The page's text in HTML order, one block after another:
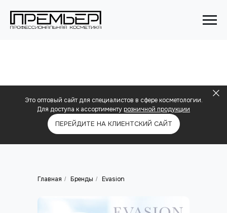
Это оптовый сайт для специалистов в сфере косметологии.
Для доступа к ассортименту розничной продукции
ПЕРЕЙДИТЕ НА КЛИЕНТСКИЙ САЙТ
Главная / Бренды / Evasion